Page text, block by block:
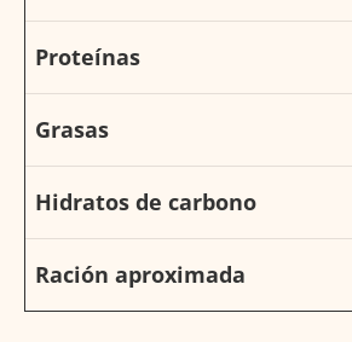
Proteínas
Grasas
Hidratos de carbono
Ración aproximada